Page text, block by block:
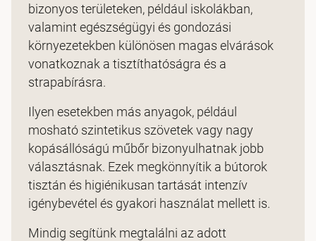
bizonyos területeken, például iskolákban,
valamint egészségügyi és gondozási
környezetekben különösen magas elvárások
vonatkoznak a tisztíthatóságra és a
strapabírásra.
Ilyen esetekben más anyagok, például
mosható szintetikus szövetek vagy nagy
kopásállóságú műbőr bizonyulhatnak jobb
választásnak. Ezek megkönnyítik a bútorok
tisztán és higiénikusan tartását intenzív
igénybevétel és gyakori használat mellett is.
Mindig segítünk megtalálni az adott